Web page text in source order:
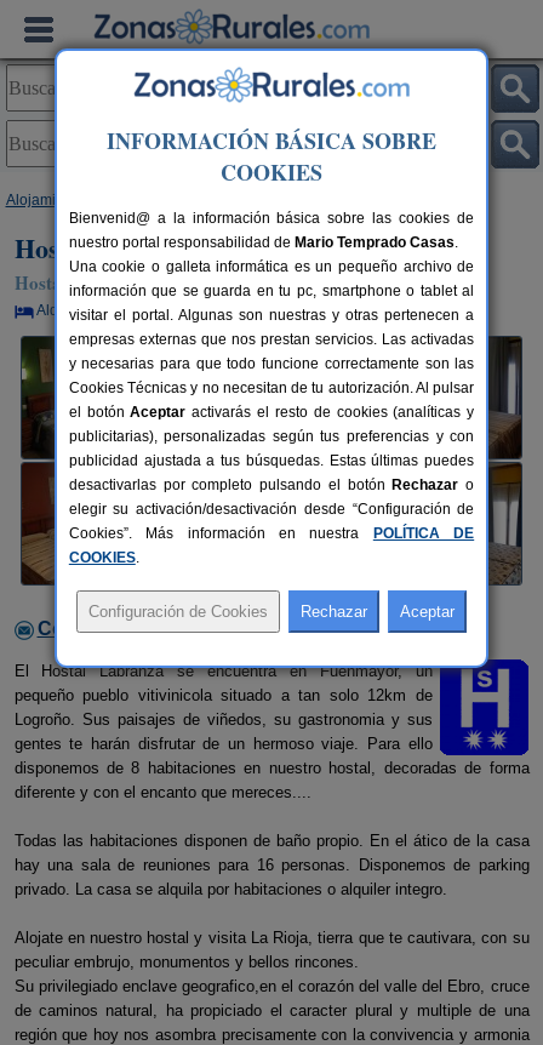
Alojamientos
Hostal Labranza
Hostal Rural en Fuenmayor (La Rioja)
Alquiler por habitaciones 16 plazas 13 km de Logroño
Contactar con el alojamiento
El Hostal Labranza se encuentra en Fuenmayor, un
pequeño pueblo vitivinicola situado a tan solo 12km de
Logroño. Sus paisajes de viñedos, su gastronomia y sus
gentes te harán disfrutar de un hermoso viaje. Para ello
disponemos de 8 habitaciones en nuestro hostal, decoradas de forma
diferente y con el encanto que mereces....
Todas las habitaciones disponen de baño propio. En el ático de la casa
hay una sala de reuniones para 16 personas. Disponemos de parking
privado. La casa se alquila por habitaciones o alquiler integro.
Alojate en nuestro hostal y visita La Rioja, tierra que te cautivara, con su
peculiar embrujo, monumentos y bellos rincones.
Su privilegiado enclave geografico,en el corazón del valle del Ebro, cruce
de caminos natural, ha propiciado el caracter plural y multiple de una
región que hoy nos asombra precisamente con la convivencia y armonia
INFORMACIÓN BÁSICA SOBRE
COOKIES
Bienvenid@ a la información básica sobre las cookies de
nuestro portal responsabilidad de Mario Temprado Casas.
Una cookie o galleta informática es un pequeño archivo de
información que se guarda en tu pc, smartphone o tablet al
visitar el portal. Algunas son nuestras y otras pertenecen a
empresas externas que nos prestan servicios. Las activadas
y necesarias para que todo funcione correctamente son las
Cookies Técnicas y no necesitan de tu autorización. Al pulsar
el botónAceptar activarás el resto de cookies (analíticas y
publicitarias), personalizadas según tus preferencias y con
publicidad ajustada a tus búsquedas. Estas últimas puedes
desactivarlas por completo pulsando el botón Rechazar o
elegir su activación/desactivación desde “Configuración de
Cookies”. Más información en nuestra
POLÍTICA DE
COOKIES.